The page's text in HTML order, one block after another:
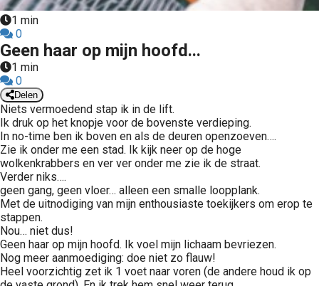
1 min
0
Geen haar op mijn hoofd...
1 min
0
Delen
Niets vermoedend stap ik in de lift.
Ik druk op het knopje voor de bovenste verdieping.
In no-time ben ik boven en als de deuren openzoeven….
Zie ik onder me een stad. Ik kijk neer op de hoge
wolkenkrabbers en ver ver onder me zie ik de straat.
Verder niks….
geen gang, geen vloer… alleen een smalle loopplank.
Met de uitnodiging van mijn enthousiaste toekijkers om erop te
stappen.
Nou… niet dus!
Geen haar op mijn hoofd. Ik voel mijn lichaam bevriezen.
Nog meer aanmoediging: doe niet zo flauw!
Heel voorzichtig zet ik 1 voet naar voren (de andere houd ik op
kan de
niet
worden
om
te
over
van
op